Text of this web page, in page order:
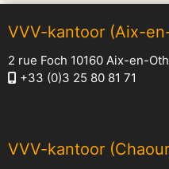
VVV-kantoor (Aix-
2 rue Foch 10160 Aix-en-
+33 (0)3 25 80 81 71
VVV-kantoor